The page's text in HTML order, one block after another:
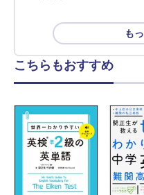
も
こちらもおすすめ